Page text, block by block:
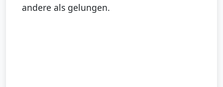
andere als gelungen.